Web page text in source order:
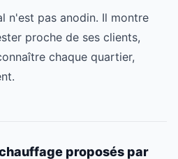
n'est pas anodin. Il montre
proche de ses clients,
chaque quartier,
proposés par